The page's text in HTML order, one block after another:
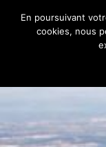
En poursuivant
cookies, nous